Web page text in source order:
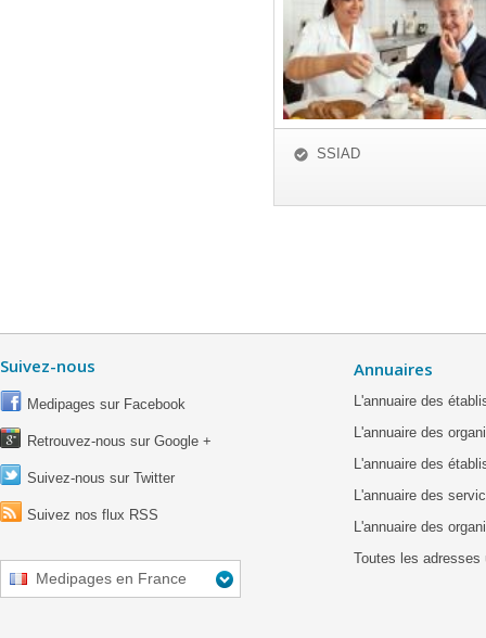
SSIAD
Suivez-nous
Medipages sur Facebook
Retrouvez-nous sur Google +
Suivez-nous sur Twitter
Suivez nos flux RSS
Medipages en France
Annuaires
L'annuaire des
L'annuaire des
L'annuaire des
L'annuaire des
L'annuaire des
Toutes les adresses